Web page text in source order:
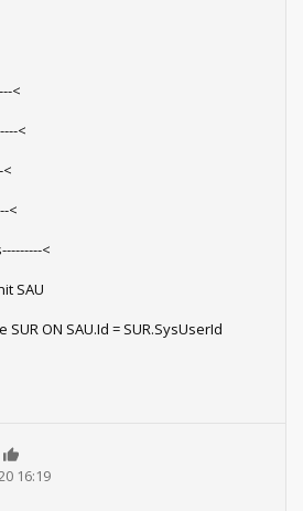
<
<
<
<
SAU
SUR ON SAU.Id = SUR.SysUserId
16:19